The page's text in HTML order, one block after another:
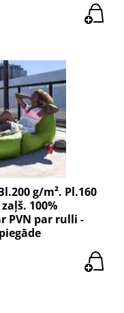
g/m². Pl.160
100%
PVN par rulli -